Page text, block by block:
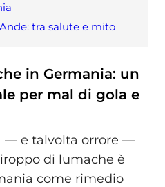
tra salute e mito
in Germania: un
per mal di gola e
— e talvolta orrore —
di lumache è
come rimedio